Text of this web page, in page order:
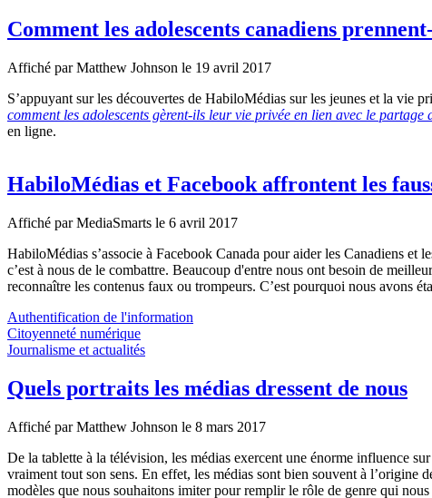
Comment les adolescents canadiens
Affiché parMatthew Johnson le 19 avril 2017
S’appuyant sur les découvertes de HabiloMédias sur les jeunes et la vie
comment les adolescents gèrent-ils leur vie privée en lien avec le partage
en ligne.
HabiloMédias et Facebook affrontent les
Affiché parMediaSmarts le 6 avril 2017
HabiloMédias s’associe à Facebook Canada pour aider les Canadiens
c’est à nous de le combattre. Beaucoup d'entre nous ont besoin de
reconnaître les contenus faux ou trompeurs. C’est pourquoi nous avons
Authentification de l'information
Citoyenneté numérique
Journalisme et actualités
Quels portraits les médias dressent de nous
Affiché parMatthew Johnson le 8 mars 2017
De la tablette à la télévision, les médias exercent une énorme influence
vraiment tout son sens. En effet, les médias sont bien souvent à l’origine
modèles que nous souhaitons imiter pour remplir le rôle de genre qui nous